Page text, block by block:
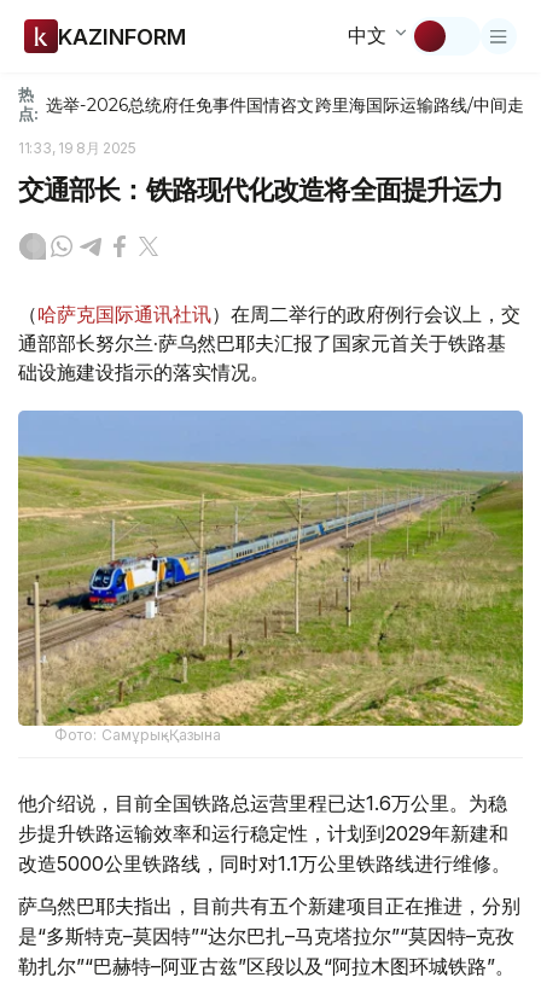
KAZINFORM 中文
热
点: 选举-2026总统府任免事件国情咨文跨里海国际运输路线/中间走廊
11:33, 19 8月 2025
交通部长：铁路现代化改造将全面提升运力
（哈萨克国际通讯社讯）在周二举行的政府例行会议上，交
通部部长努尔兰·萨乌然巴耶夫汇报了国家元首关于铁路基
础设施建设指示的落实情况。
Фото: Самұрық-Қазына
他介绍说，目前全国铁路总运营里程已达1.6万公里。为稳
步提升铁路运输效率和运行稳定性，计划到2029年新建和
改造5000公里铁路线，同时对1.1万公里铁路线进行维修。
萨乌然巴耶夫指出，目前共有五个新建项目正在推进，分别
是“多斯特克–莫因特”“达尔巴扎–马克塔拉尔”“莫因特–克孜
勒扎尔”“巴赫特–阿亚古兹”区段以及“阿拉木图环城铁路”。